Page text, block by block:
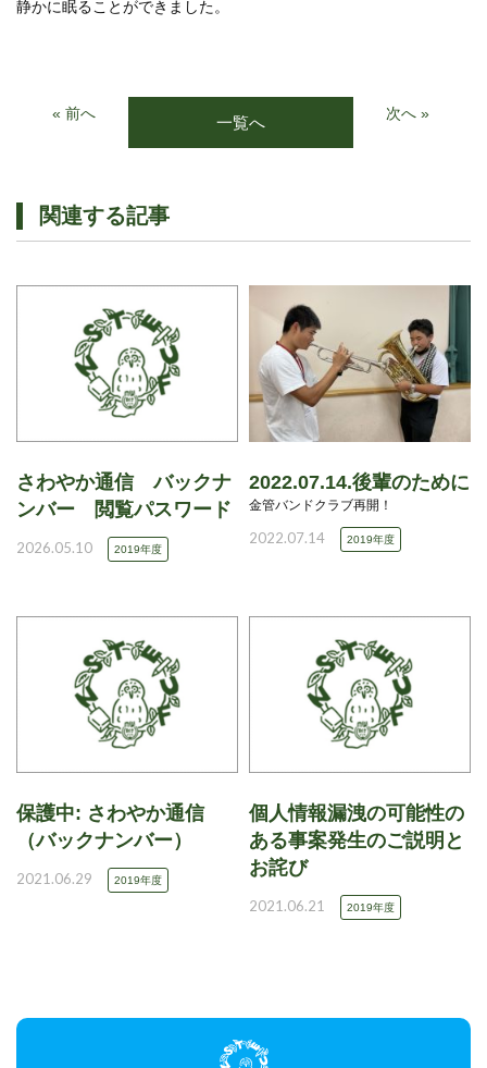
静かに眠ることができました。
« 前へ 一覧へ 次へ »
関連する記事
さわやか通信 バックナ
ンバー 閲覧パスワード
2026.05.10 2019年度
2022.07.14.後輩のために
金管バンドクラブ再開！
2022.07.14 2019年度
保護中: さわやか通信
（バックナンバー）
2021.06.29 2019年度
個人情報漏洩の可能性の
ある事案発生のご説明と
お詫び
2021.06.21 2019年度